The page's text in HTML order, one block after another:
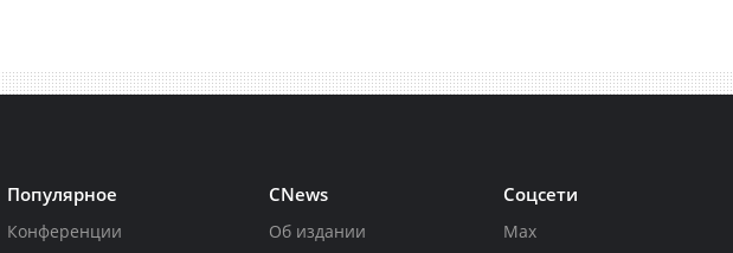
Популярное
Конференции
CNews
Об издании
Соцсети
Max